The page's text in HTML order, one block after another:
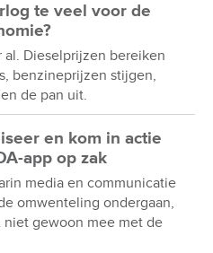
te veel voor de
al. Dieselprijzen bereiken
benzineprijzen stijgen,
de pan uit.
en kom in actie
app op zak
media en communicatie
omwenteling ondergaan,
niet gewoon mee met de